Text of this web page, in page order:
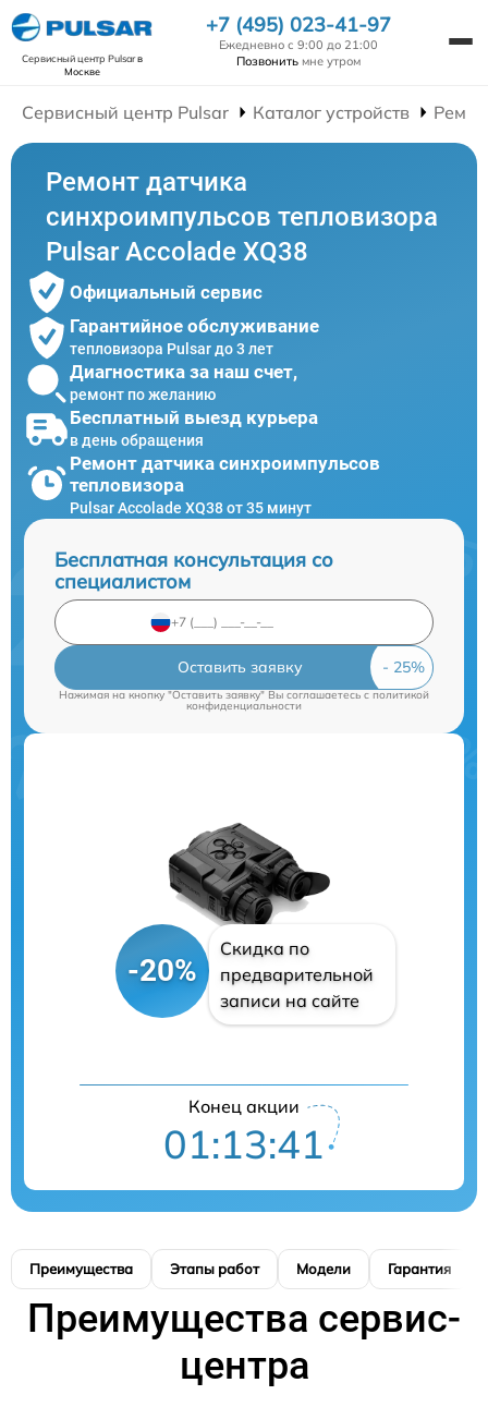
Сервисный центр Pulsarв
Москве
+7 (495) 023-41-97
Ежедневно с 9:00 до 21:00
Позвонить мне утром
Сервисный центр Pulsar Каталог устройств
Ремонт датчика
синхроимпульсов тепловизора
Pulsar Accolade XQ38
Официальный сервис
Гарантийное обслуживание
тепловизора Pulsar до 3 лет
Диагностика за наш счет,
ремонт по желанию
Бесплатный выезд курьера
в день обращения
Ремонт датчика синхроимпульсов
тепловизора
Pulsar Accolade XQ38 от 35 минут
Бесплатная консультация со
специалистом
Оставить заявку
Нажимая на кнопку "Оставить заявку" Вы соглашаетесь cполитикой
конфиденциальности
-20%
Скидка по
предварительной
записи на сайте
Конец акции
01:13:40
Преимущества Этапы работ Модели Гарантия
Преимущества сервис-
центра